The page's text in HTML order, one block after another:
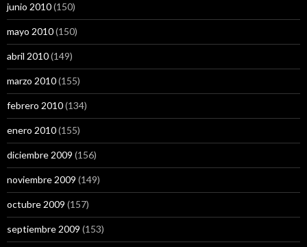
junio 2010(150)
mayo 2010(150)
abril 2010(149)
marzo 2010(155)
febrero 2010(134)
enero 2010(155)
diciembre 2009 (156)
noviembre 2009 (149)
octubre 2009 (157)
septiembre 2009 (153)